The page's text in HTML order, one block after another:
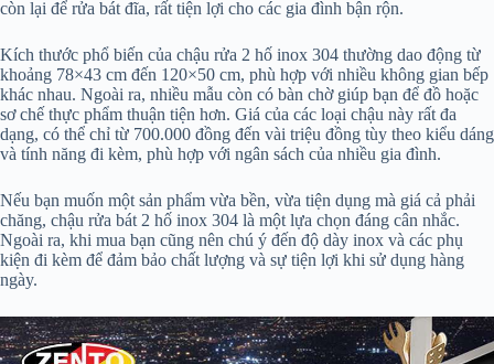
còn lại để rửa bát đĩa, rất tiện lợi cho các gia đình bận rộn.
Kích thước phổ biến của chậu rửa 2 hố inox 304 thường dao động từ
khoảng 78×43 cm đến 120×50 cm, phù hợp với nhiều không gian bếp
khác nhau. Ngoài ra, nhiều mẫu còn có bàn chờ giúp bạn để đồ hoặc
sơ chế thực phẩm thuận tiện hơn. Giá của các loại chậu này rất đa
dạng, có thể chỉ từ 700.000 đồng đến vài triệu đồng tùy theo kiểu dáng
và tính năng đi kèm, phù hợp với ngân sách của nhiều gia đình.
Nếu bạn muốn một sản phẩm vừa bền, vừa tiện dụng mà giá cả phải
chăng, chậu rửa bát 2 hố inox 304 là một lựa chọn đáng cân nhắc.
Ngoài ra, khi mua bạn cũng nên chú ý đến độ dày inox và các phụ
kiện đi kèm để đảm bảo chất lượng và sự tiện lợi khi sử dụng hàng
ngày.